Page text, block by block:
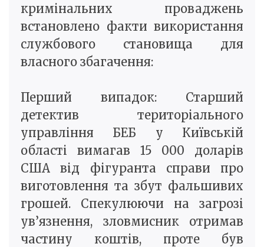
кримінальних проваджень
встановлено факти використання
службового становища для
власного збагачення:
Перший випадок: Старший
детектив територіального
управління БЕБ у Київській
області вимагав 15 000 доларів
США від фігуранта справи про
виготовлення та збут фальшивих
грошей. Спекулюючи на загрозі
ув’язнення, зловмисник отримав
частину коштів, проте був